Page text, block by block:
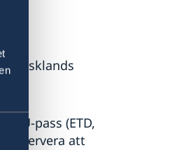
Tysklands
EU-pass (ETD,
Observera att